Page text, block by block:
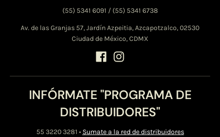
(55) 5341 6091 / (55) 5341 6738
Av. de las Granjas 57, Jardín Azpeitia, Azcapotzalco, 02530
Ciudad de México, CDMX
INFÓRMATE "PROGRAMA DE
DISTRIBUIDORES"
55 3220 3281 • Sumate a la red de distribuidores